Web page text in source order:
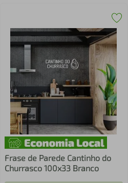
Frase de Parede Cantinho do
Churrasco 100x33 Branco